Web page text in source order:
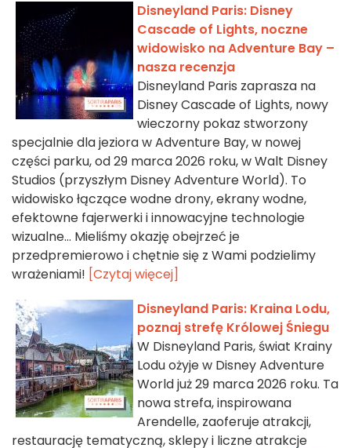
Disneyland Paris: Disney
Cascade of Lights, noczne
widowisko na Adventure Bay –
nasza recenzja
Disneyland Paris zaprasza na
Disney Cascade of Lights, nowy
wieczorny pokaz stworzony
specjalnie dla jeziora w Adventure Bay, w nowej
części parku, od 29 marca 2026 roku, w Walt Disney
Studios (przyszłym Disney Adventure World). To
widowisko łączące wodne drony, ekrany wodne,
efektowne fajerwerki i innowacyjne technologie
wizualne... Mieliśmy okazję obejrzeć je
przedpremierowo i chętnie się z Wami podzielimy
wrażeniami! [Czytaj więcej]
Disneyland Paris: Kraina Lodu,
poznaj strefę Królowej Śniegu
W Disneyland Paris, świat Krainy
Lodu ożyje w Disney Adventure
World już 29 marca 2026 roku. Ta
nowa strefa, inspirowana
Arendelle, zaoferuje atrakcji,
restaurację tematyczną, sklepy i liczne atrakcje